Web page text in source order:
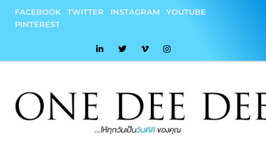
content
FACEBOOK TWITTER INSTAGRAM
YOUTUBE
PINTEREST